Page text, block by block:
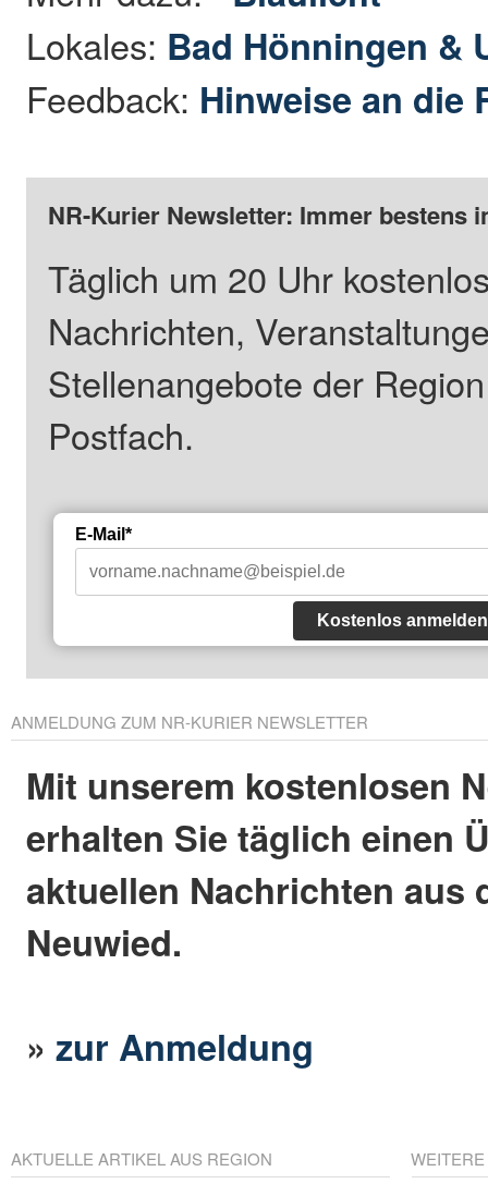
Lokales: Bad Hönningen &
Feedback: Hinweise an die
NR-Kurier Newsletter: Immer bestens
Täglich um 20 Uhr
Nachrichten,
Stellenangebote der
Postfach.
E-Mail*
Kostenlos anmelden
ANMELDUNG ZUM NR-KURIER NEWSLETTER
Mit unserem kostenlosen
erhalten Sie täglich einen
aktuellen Nachrichten aus
Neuwied.
»zur Anmeldung
AKTUELLE ARTIKEL AUS REGION